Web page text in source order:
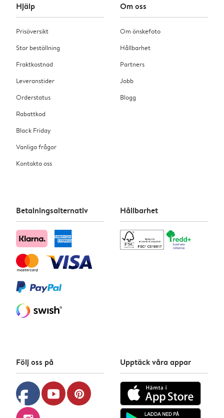
Hjälp
Prisöversikt
Stor beställning
Fraktkostnad
Leveranstider
Orderstatus
Rabattkod
Black Friday
Vanliga frågor
Kontakta oss
Om oss
Om önskefoto
Hållbarhet
Partners
Jobb
Blogg
Betalningsalternativ Hållbarhet
Följ oss på
facebook youtube pinterest
Upptäck våra appar